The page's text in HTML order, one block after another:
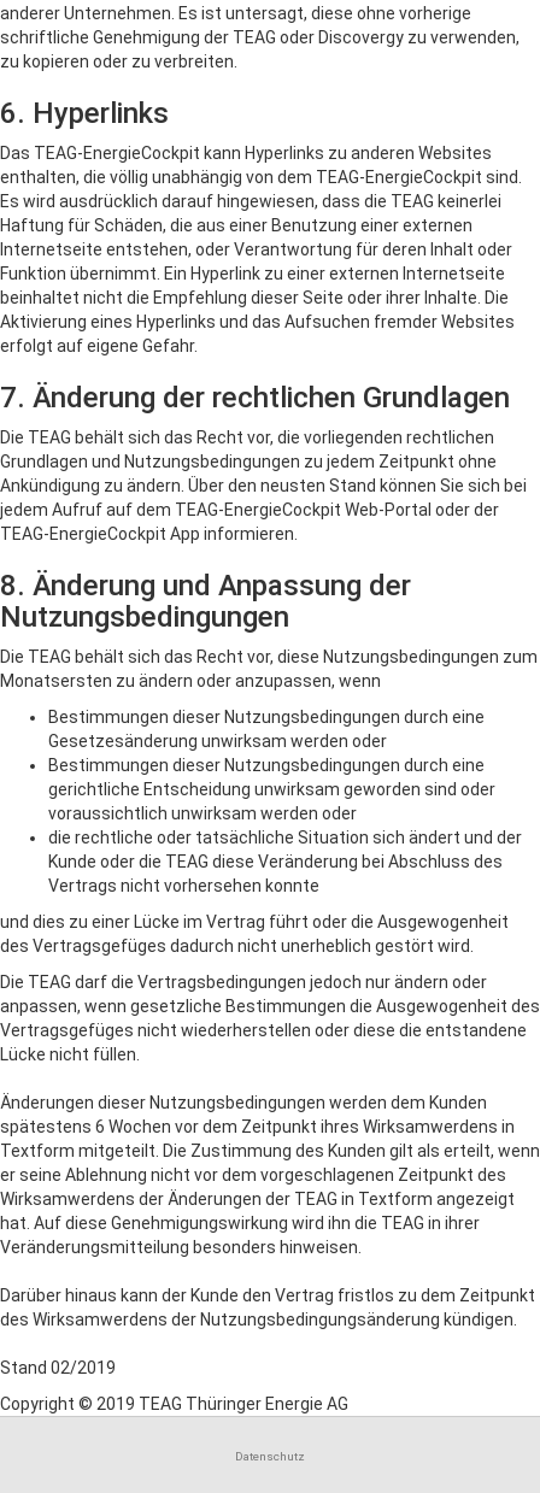
anderer Unternehmen. Es ist untersagt, diese ohne vorherige
schriftliche Genehmigung der TEAG oder Discovergy zu verwenden,
zu kopieren oder zu verbreiten.
6. Hyperlinks
Das TEAG-EnergieCockpit kann Hyperlinks zu anderen Websites
enthalten, die völlig unabhängig von dem TEAG-EnergieCockpit sind.
Es wird ausdrücklich darauf hingewiesen, dass die TEAG keinerlei
Haftung für Schäden, die aus einer Benutzung einer externen
Internetseite entstehen, oder Verantwortung für deren Inhalt oder
Funktion übernimmt. Ein Hyperlink zu einer externen Internetseite
beinhaltet nicht die Empfehlung dieser Seite oder ihrer Inhalte. Die
Aktivierung eines Hyperlinks und das Aufsuchen fremder Websites
erfolgt auf eigene Gefahr.
7. Änderung der rechtlichen Grundlagen
Die TEAG behält sich das Recht vor, die vorliegenden rechtlichen
Grundlagen und Nutzungsbedingungen zu jedem Zeitpunkt ohne
Ankündigung zu ändern. Über den neusten Stand können Sie sich bei
jedem Aufruf auf dem TEAG-EnergieCockpit Web-Portal oder der
TEAG-EnergieCockpit App informieren.
8. Änderung und Anpassung der
Nutzungsbedingungen
Die TEAG behält sich das Recht vor, diese Nutzungsbedingungen zum
Monatsersten zu ändern oder anzupassen, wenn
Bestimmungen dieser Nutzungsbedingungen durch eine
Gesetzesänderung unwirksam werden oder
Bestimmungen dieser Nutzungsbedingungen durch eine
gerichtliche Entscheidung unwirksam geworden sind oder
voraussichtlich unwirksam werden oder
die rechtliche oder tatsächliche Situation sich ändert und der
Kunde oder die TEAG diese Veränderung bei Abschluss des
Vertrags nicht vorhersehen konnte
und dies zu einer Lücke im Vertrag führt oder die Ausgewogenheit
des Vertragsgefüges dadurch nicht unerheblich gestört wird.
Die TEAG darf die Vertragsbedingungen jedoch nur ändern oder
anpassen, wenn gesetzliche Bestimmungen die Ausgewogenheit des
Vertragsgefüges nicht wiederherstellen oder diese die entstandene
Lücke nicht füllen.
Änderungen dieser Nutzungsbedingungen werden dem Kunden
spätestens 6 Wochen vor dem Zeitpunkt ihres Wirksamwerdens in
Textform mitgeteilt. Die Zustimmung des Kunden gilt als erteilt, wenn
er seine Ablehnung nicht vor dem vorgeschlagenen Zeitpunkt des
Wirksamwerdens der Änderungen der TEAG in Textform angezeigt
hat. Auf diese Genehmigungswirkung wird ihn die TEAG in ihrer
Veränderungsmitteilung besonders hinweisen.
Darüber hinaus kann der Kunde den Vertrag fristlos zu dem Zeitpunkt
des Wirksamwerdens der Nutzungsbedingungsänderung kündigen.
Stand 02/2019
Copyright © 2019 TEAG Thüringer Energie AG
Datenschutz